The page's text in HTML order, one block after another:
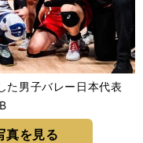
た男子バレー日本代表
真を見る